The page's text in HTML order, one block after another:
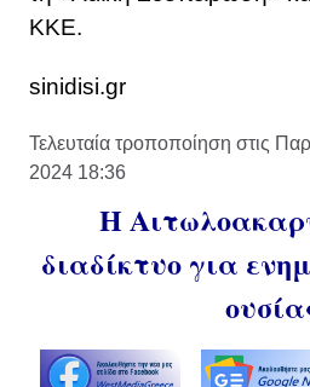
ΚΚΕ.
sinidisi.gr
Τελευταία τροποποίηση στις
2024 18:36
Η
διαδίκτυο για